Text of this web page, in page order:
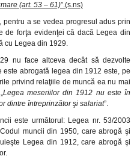
(art. 53 – 61)”.(s.ns)
a se vedea progresul adus prin
de forţa evidenţei că dacă Legea din
cu Legea din 1929.
nu face altceva decât să dezvolte
abrogată legea din 1912 este, pe
privind relaţiile de muncă ea nu mai
Legea meseriilor din 1912 nu este în
dintre întreprinzător şi salariat”.
este următorul: Legea nr. 53/2003
muncii din 1950, care abrogă şi
Legea din 1912, care abrogă şi